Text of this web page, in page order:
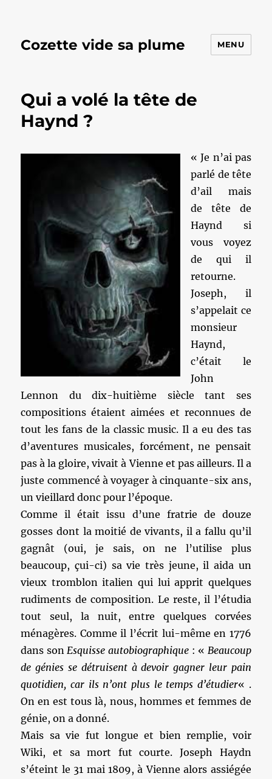
Cozette vide sa plume MENU
Qui a volé la tête de
Haynd ?
« Je n’ai pas
parlé de tête
d’ail mais
de tête de
Haynd si
vous voyez
de qui il
retourne.
Joseph, il
s’appelait ce
monsieur
Haynd,
c’était le
John
Lennon du dix-huitième siècle tant ses
compositions étaient aimées et reconnues de
tout les fans de la classic music. Il a eu des tas
d’aventures musicales, forcément, ne pensait
pas à la gloire, vivait à Vienne et pas ailleurs. Il a
juste commencé à voyager à cinquante-six ans,
un vieillard donc pour l’époque.
Comme il était issu d’une fratrie de douze
gosses dont la moitié de vivants, il a fallu qu’il
gagnât (oui, je sais, on ne l’utilise plus
beaucoup, çui-ci) sa vie très jeune, il aida un
vieux tromblon italien qui lui apprit quelques
rudiments de composition. Le reste, il l’étudia
tout seul, la nuit, entre quelques corvées
ménagères. Comme il l’écrit lui-même en 1776
dans sonEsquisse autobiographique : « Beaucoup
de génies se détruisent à devoir gagner leur pain
quotidien, car ils n’ont plus le temps d’étudier« .
On en est tous là, nous, hommes et femmes de
génie, on a donné.
Mais sa vie fut longue et bien remplie, voir
Wiki, et sa mort fut courte. Joseph Haydn
s’éteint le 31 mai 1809, à Vienne alors assiégée